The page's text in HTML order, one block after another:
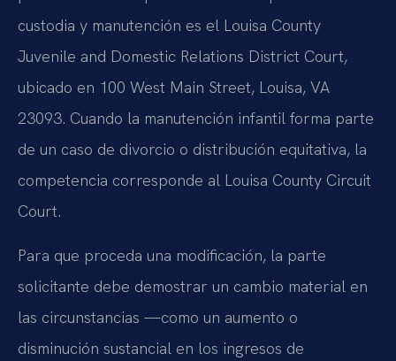
custodia y manutención es el Louisa County
Juvenile and Domestic Relations District Court,
ubicado en 100 West Main Street, Louisa, VA
23093. Cuando la manutención infantil forma parte
de un caso de divorcio o distribución equitativa, la
competencia corresponde al Louisa County Circuit
Court.
Para que proceda una modificación, la parte
solicitante debe demostrar un cambio material en
las circunstancias —como un aumento o
disminución sustancial en los ingresos de